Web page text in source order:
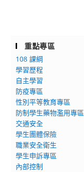
重點專區
108 課綱
學習歷程
自主學習
防疫專區
性別平等教育專區
防制學生藥物濫用專區
交通安全
學生團體保險
職業安全衛生
學生申訴專區
內部控制